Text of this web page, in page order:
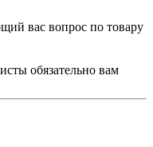
вас вопрос по товару
обязательно вам